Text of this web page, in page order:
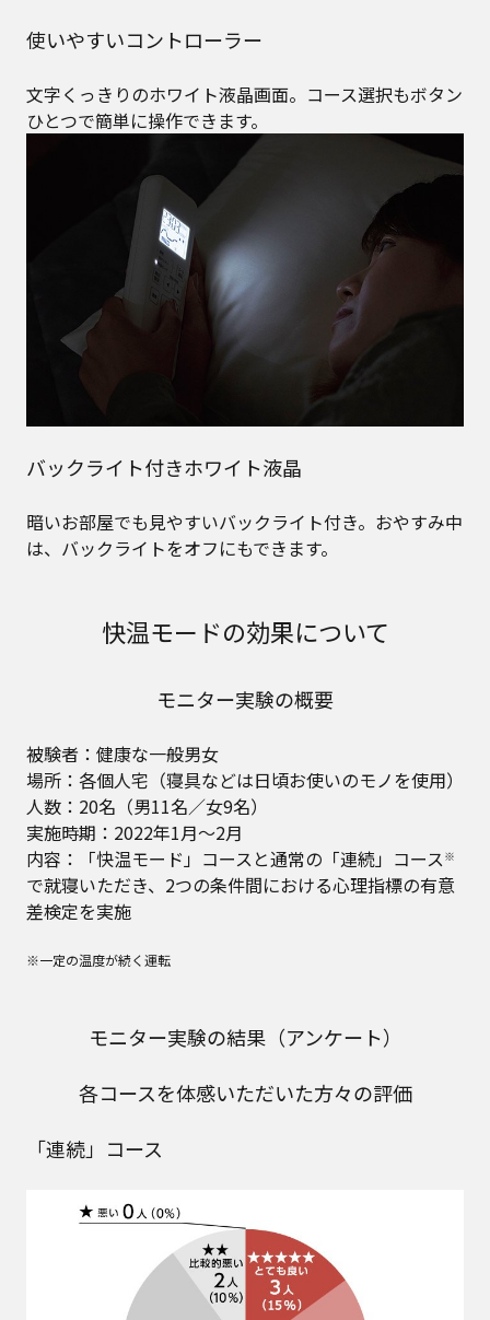
使いやすいコントローラー
文字くっきりのホワイト液晶画面。コース選択もボタン
ひとつで簡単に操作できます。
バックライト付きホワイト液晶
暗いお部屋でも見やすいバックライト付き。おやすみ中
は、バックライトをオフにもできます。
快温モードの効果について
モニター実験の概要
被験者：健康な一般男女
場所：各個人宅（寝具などは日頃お使いのモノを使用）
人数：20名（男11名／女9名）
実施時期：2022年1月～2月
内容：「快温モード」コースと通常の「連続」コース※
で就寝いただき、2つの条件間における心理指標の有意
差検定を実施
※一定の温度が続く運転
モニター実験の結果（アンケート）
各コースを体感いただいた方々の評価
「連続」コース